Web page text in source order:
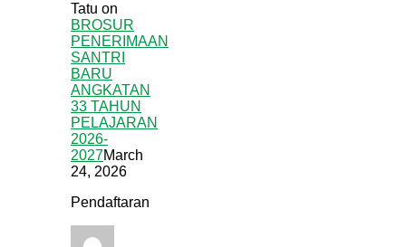
Tatu on
BROSUR
PENERIMAAN
SANTRI
BARU
ANGKATAN
33 TAHUN
PELAJARAN
2026-
2027March
24, 2026
Pendaftaran